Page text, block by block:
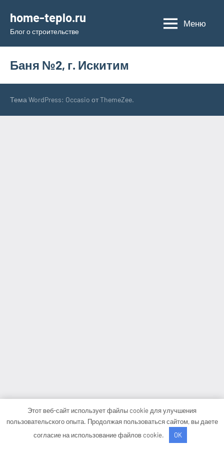
содержимому
home-teplo.ru
Блог о строительстве
Меню
Баня №2, г. Искитим
Тема WordPress: Occasio от ThemeZee.
Этот веб-сайт использует файлы cookie для улучшения
пользовательского опыта. Продолжая пользоваться сайтом, вы даете
согласие на использование файлов cookie.
OK